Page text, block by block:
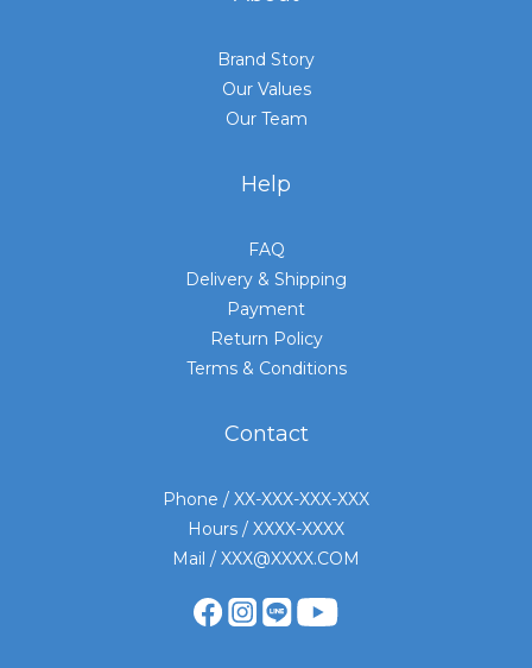
Brand Story
Our Values
Our Team
Help
FAQ
Delivery & Shipping
Payment
Return Policy
Terms & Conditions
Contact
Phone / XX-XXX-XXX-XXX
Hours / XXXX-XXXX
Mail / XXX@XXXX.COM